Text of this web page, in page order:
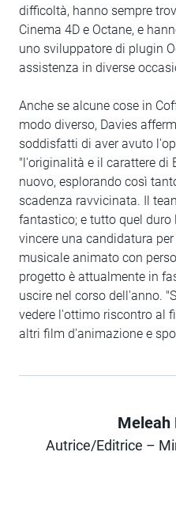
difficoltà, hanno sempre
Cinema 4D e Octane, e
uno sviluppatore di plugin
assistenza in diverse
Anche se alcune cose in
modo diverso, Davies
soddisfatti di aver avuto
"l'originalità e il carattere di
nuovo, esplorando così
scadenza ravvicinata. Il
fantastico; e tutto quel
vincere una candidatura
musicale animato con
progetto è attualmente in
uscire nel corso dell'anno.
vedere l'ottimo riscontro al
altri film d'animazione e
Meleah
Autrice/Editrice –